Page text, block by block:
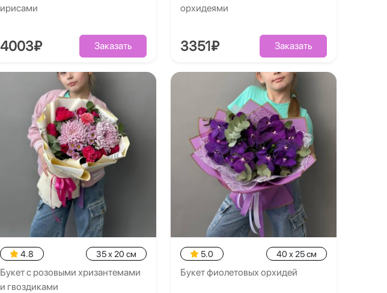
ирисами
4003₽ Заказать
орхидеями
3351₽ Заказать
4.8 35 x 20 см
Букет с розовыми хризантемами
и гвоздиками
5.0 40 x 25 см
Букет фиолетовых орхидей